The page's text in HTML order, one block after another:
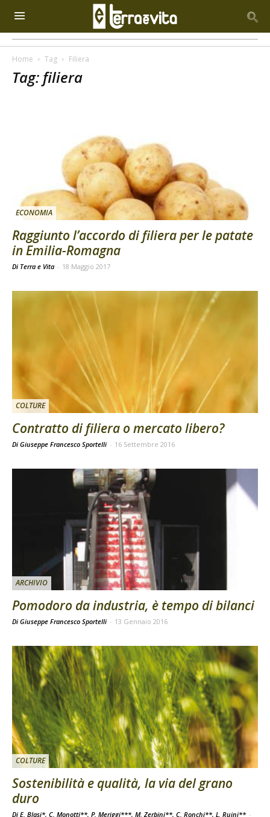
Home Tag Filiera
Tag: filiera
ECONOMIA
Raggiunto l’accordo di filiera per le patate
in Emilia-Romagna
Di Terra e Vita - 18 Maggio 2017
COLTURE
Contratto di filiera o mercato libero?
Di Giuseppe Francesco Sportelli - 16 Settembre 2016
ARCHIVIO
Pomodoro da industria, è tempo di bilanci
Di Giuseppe Francesco Sportelli - 13 Gennaio 2016
COLTURE
Sostenibilità e qualità, la via del grano
duro
Di E. Blasi*, C. Monotti**, P. Meriggi***, M. Zerbini**, C. Ronchi**, L. Ruini** -